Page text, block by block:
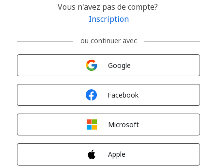
Vous n'avez pas de compte?
Inscription
ou continuer avec
Google
Facebook
Microsoft
Apple